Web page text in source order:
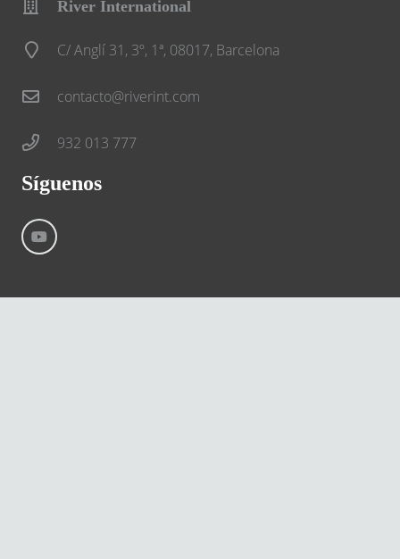
River International
C/ Anglí 31, 3º, 1ª, 08017, Barcelona
contacto@riverint.com
932 013 777
Síguenos